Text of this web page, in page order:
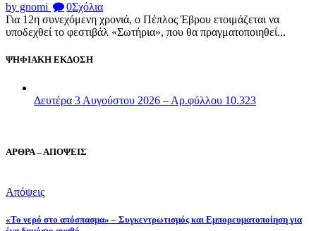
by gnomi 0Σχόλια
Για 12η συνεχόμενη χρονιά, ο Πέπλος Έβρου ετοιμάζεται να
υποδεχθεί το φεστιβάλ «Σωτήρια», που θα πραγματοποιηθεί...
ΨΗΦΙΑΚΗ ΕΚΔΟΣΗ
Δευτέρα 3 Αυγούστου 2026 – Αρ.φύλλου 10.323
ΑΡΘΡΑ – ΑΠΟΨΕΙΣ
Απόψεις
«Το νερό στο απόσπασμα» – Συγκεντρωτισμός και Εμπορευματοποίηση για